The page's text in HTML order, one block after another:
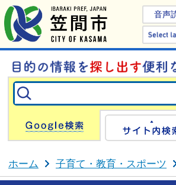
音声
Google検索
ホーム 子育て・教育・スポーツ